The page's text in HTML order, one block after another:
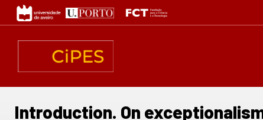
Passar
para
conteúdo
Introduction. On